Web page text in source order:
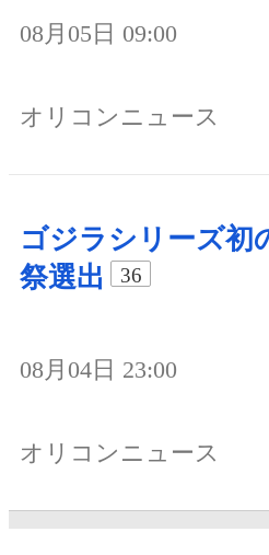
08月05日 09:00
オリコンニュース
ゴジラシリーズ初
祭選出
36
08月04日 23:00
オリコンニュース